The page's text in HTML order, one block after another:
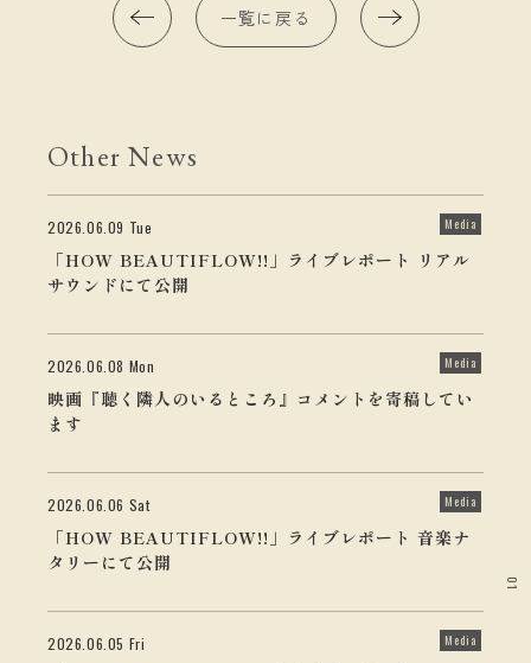
01
一覧に戻る
Other News
2026.06.09 Tue Media
「HOW BEAUTIFLOW!!」ライブレポート リアル
サウンドにて公開
2026.06.08 Mon Media
映画『聴く隣人のいるところ』コメントを寄稿してい
ます
2026.06.06 Sat Media
「HOW BEAUTIFLOW!!」ライブレポート 音楽ナ
タリーにて公開
2026.06.05 Fri Media